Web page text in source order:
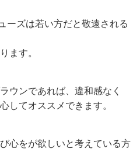
ーズは若い方だと敬遠される
ます。
ウンであれば、違和感なく
してオススメできます。
心をが欲しいと考えている方